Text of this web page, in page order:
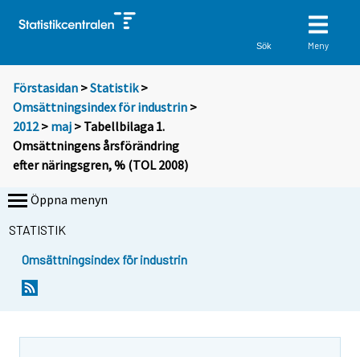
Sök Meny
Förstasidan >Statistik >
Omsättningsindex för industrin >
2012> maj > Tabellbilaga 1.
Omsättningens årsförändring
efter näringsgren, % (TOL 2008)
Öppna menyn
STATISTIK
Omsättningsindex för industrin